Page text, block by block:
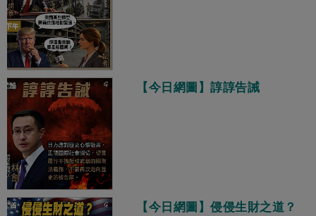
【今日網圖】諄諄告誡
【今日網圖】侵侵生財之道？